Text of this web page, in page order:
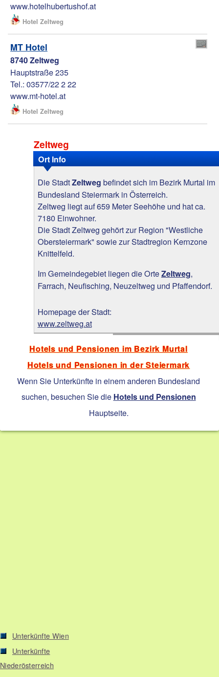
www.hotelhubertushof.at
Hotel Zeltweg
MT Hotel
8740 Zeltweg
Hauptstraße 235
Tel.: 03577/22 2 22
www.mt-hotel.at
Hotel Zeltweg
Zeltweg
Ort Info
Die StadtZeltweg befindet sich im Bezirk Murtal im
Bundesland Steiermark in Österreich.
Zeltweg liegt auf 659 Meter Seehöhe und hat ca.
7180 Einwohner.
Die Stadt Zeltweg gehört zur Region "Westliche
Obersteiermark" sowie zur Stadtregion Kernzone
Knittelfeld.
Im Gemeindegebiet liegen die OrteZeltweg,
Farrach, Neufisching, Neuzeltweg und Pfaffendorf.
Homepage der Stadt:
www.zeltweg.at
Hotels und Pensionen im Bezirk Murtal
Hotels und Pensionen in der Steiermark
Wenn Sie Unterkünfte in einem anderen Bundesland
suchen, besuchen Sie die Hotels und Pensionen
Hauptseite.
Unterkünfte Wien
Unterkünfte
Niederösterreich